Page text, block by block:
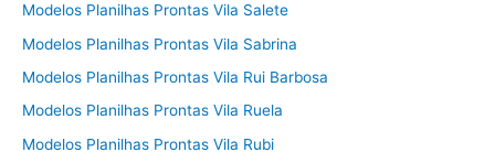
Modelos Planilhas Prontas Vila Salete
Modelos Planilhas Prontas Vila Sabrina
Modelos Planilhas Prontas Vila Rui Barbosa
Modelos Planilhas Prontas Vila Ruela
Modelos Planilhas Prontas Vila Rubi